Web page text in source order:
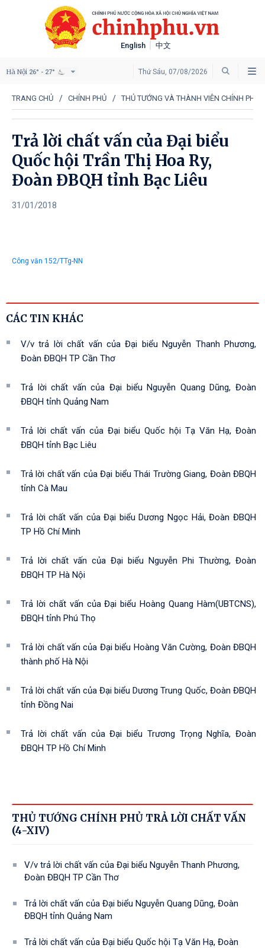
English 中文
Thứ Sáu, 07/08/2026
Hà Nội 26° - 27°
TRANG CHỦ CHÍNH PHỦ THỦ TƯỚNG VÀ THÀNH VIÊN CHÍNH PHỦ
Trả lời chất vấn của Đại biểu
Quốc hội Trần Thị Hoa Ry,
Đoàn ĐBQH tỉnh Bạc Liêu
31/01/2018
Công văn 152/TTg-NN
CÁC TIN KHÁC
V/v trả lời chất vấn của Đại biểu Nguyễn Thanh Phương,
Đoàn ĐBQH TP Cần Thơ
Trả lời chất vấn của Đại biểu Nguyễn Quang Dũng, Đoàn
ĐBQH tỉnh Quảng Nam
Trả lời chất vấn của Đại biểu Quốc hội Tạ Văn Hạ, Đoàn
ĐBQH tỉnh Bạc Liêu
Trả lời chất vấn của Đại biểu Thái Trường Giang, Đoàn ĐBQH
tỉnh Cà Mau
Trả lời chất vấn của Đại biểu Dương Ngọc Hải, Đoàn ĐBQH
TP Hồ Chí Minh
Trả lời chất vấn của Đại biểu Nguyễn Phi Thường, Đoàn
ĐBQH TP Hà Nội
Trả lời chất vấn của Đại biểu Hoàng Quang Hàm(UBTCNS),
ĐBQH tỉnh Phú Thọ
Trả lời chất vấn của Đại biểu Hoàng Văn Cường, Đoàn ĐBQH
thành phố Hà Nội
Trả lời chất vấn của Đại biểu Dương Trung Quốc, Đoàn ĐBQH
tỉnh Đồng Nai
Trả lời chất vấn của Đại biểu Trương Trọng Nghĩa, Đoàn
ĐBQH TP Hồ Chí Minh
THỦ TƯỚNG CHÍNH PHỦ TRẢ LỜI CHẤT VẤN
(4-XIV)
V/v trả lời chất vấn của Đại biểu Nguyễn Thanh Phương,
Đoàn ĐBQH TP Cần Thơ
Trả lời chất vấn của Đại biểu Nguyễn Quang Dũng, Đoàn
ĐBQH tỉnh Quảng Nam
Trả lời chất vấn của Đại biểu Quốc hội Tạ Văn Hạ, Đoàn